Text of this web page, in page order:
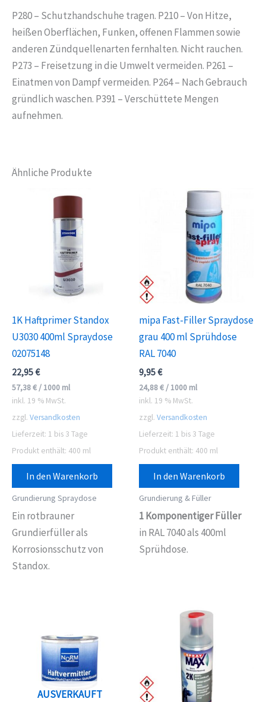
P280 – Schutzhandschuhe tragen. P210 – Von Hitze,
heißen Oberflächen, Funken, offenen Flammen sowie
anderen Zündquellenarten fernhalten. Nicht rauchen.
P273 – Freisetzung in die Umwelt vermeiden. P261 –
Einatmen von Dampf vermeiden. P264 – Nach Gebrauch
gründlich waschen. P391 – Verschüttete Mengen
aufnehmen.
Ähnliche Produkte
1K Haftprimer Standox
U3030 400ml Spraydose
02075148
22,95€
57,38€ / 1000 ml
inkl. 19 % MwSt.
zzgl. Versandkosten
Lieferzeit: 1 bis 3 Tage
Produkt enthält: 400 ml
In den Warenkorb
Grundierung Spraydose
Ein rotbrauner
Grundierfüller als
Korrosionsschutz von
Standox.
mipa Fast-Filler Spraydose
grau 400 ml Sprühdose
RAL 7040
9,95€
24,88€ / 1000 ml
inkl. 19 % MwSt.
zzgl. Versandkosten
Lieferzeit: 1 bis 3 Tage
Produkt enthält: 400 ml
In den Warenkorb
Grundierung & Füller
1 Komponentiger Füller
in RAL 7040 als 400ml
Sprühdose.
AUSVERKAUFT